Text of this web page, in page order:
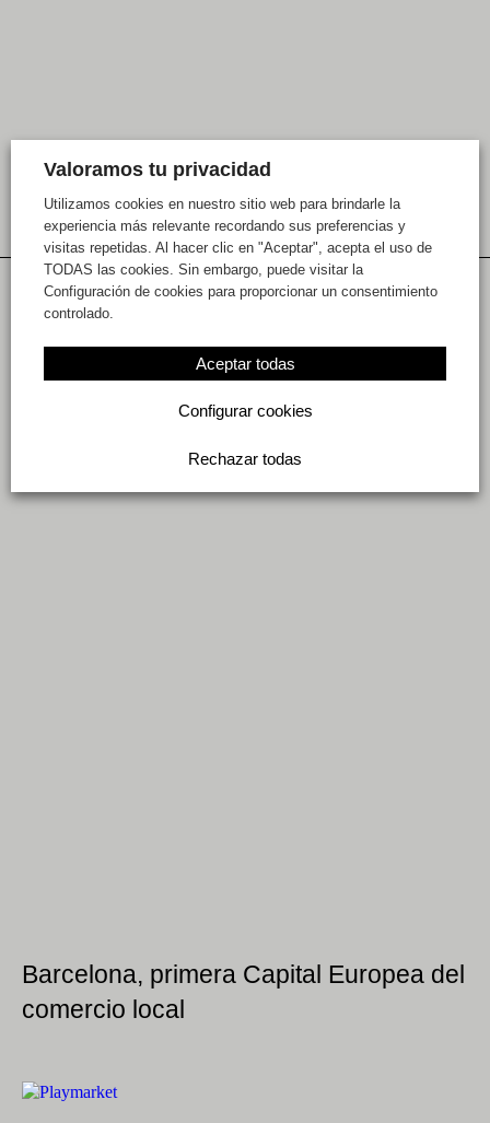
Barcelona, primera Capital Europea del
comercio local
Valoramos tu privacidad
Utilizamos cookies en nuestro sitio web para brindarle la
experiencia más relevante recordando sus preferencias y
visitas repetidas. Al hacer clic en "Aceptar", acepta el uso de
TODAS las cookies. Sin embargo, puede visitar la
Configuración de cookies para proporcionar un consentimiento
controlado.
Aceptar todas
Configurar cookies
Rechazar todas